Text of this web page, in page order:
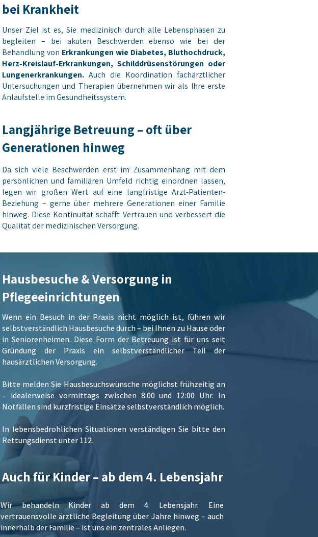
bei Krankheit
Unser Ziel ist es, Sie medizinisch durch alle Lebensphasen zu
begleiten – bei akuten Beschwerden ebenso wie bei der
Behandlung von Erkrankungen wie Diabetes, Bluthochdruck,
Herz-Kreislauf-Erkrankungen, Schilddrüsenstörungen oder
Lungenerkrankungen. Auch die Koordination fachärztlicher
Untersuchungen und Therapien übernehmen wir als Ihre erste
Anlaufstelle im Gesundheitssystem.
Langjährige Betreuung – oft über
Generationen hinweg
Da sich viele Beschwerden erst im Zusammenhang mit dem
persönlichen und familiären Umfeld richtig einordnen lassen,
legen wir großen Wert auf eine langfristige Arzt-Patienten-
Beziehung – gerne über mehrere Generationen einer Familie
hinweg. Diese Kontinuität schafft Vertrauen und verbessert die
Qualität der medizinischen Versorgung.
Hausbesuche & Versorgung in
Pflegeeinrichtungen
Wenn ein Besuch in der Praxis nicht möglich ist, führen wir
selbstverständlich Hausbesuche durch – bei Ihnen zu Hause oder
in Seniorenheimen. Diese Form der Betreuung ist für uns seit
Gründung der Praxis ein selbstverständlicher Teil der
hausärztlichen Versorgung.
Bitte melden Sie Hausbesuchswünsche möglichst frühzeitig an
– idealerweise vormittags zwischen 8:00 und 12:00 Uhr. In
Notfällen sind kurzfristige Einsätze selbstverständlich möglich.
In lebensbedrohlichen Situationen verständigen Sie bitte den
Rettungsdienst unter 112.
Auch für Kinder – ab dem 4. Lebensjahr
Wir behandeln Kinder ab dem 4. Lebensjahr. Eine
vertrauensvolle ärztliche Begleitung über Jahre hinweg – auch
innerhalb der Familie – ist uns ein zentrales Anliegen.